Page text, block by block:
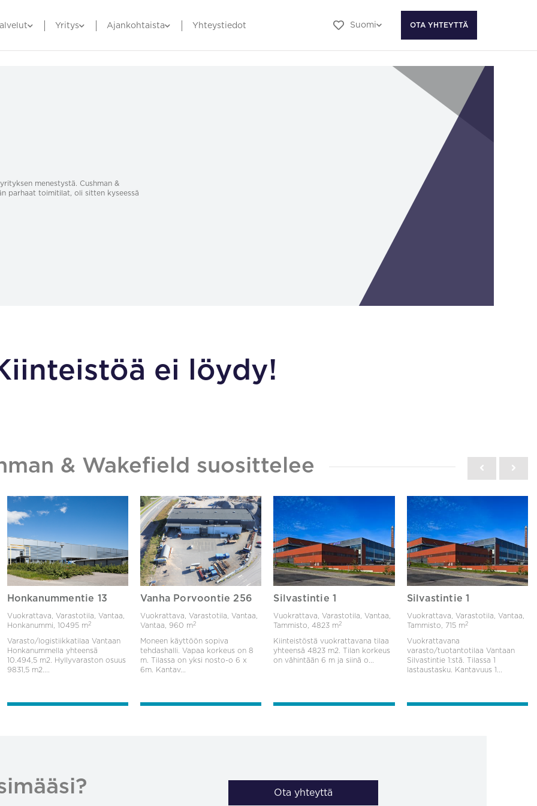
Yritys Ajankohtaista Yhteystiedot Suomi OTA YHTEYTTÄ
menestystä. Cushman &
parhaat toimitilat, oli sitten kyseessä
ei löydy!
& Wakefield suosittelee
Honkanummentie 13
Vuokrattava, Varastotila, Vantaa,
Honkanummi, 10495 m2
Varasto/logistiikkatilaa Vantaan
Honkanummella yhteensä
10.494,5 m2. Hyllyvaraston osuus
9831,5 m2....
Vanha Porvoontie 256
Vuokrattava, Varastotila, Vantaa,
Vantaa, 960 m2
Moneen käyttöön sopiva
tehdashalli. Vapaa korkeus on 8
m. Tilassa on yksi nosto-o 6 x
6m. Kantav...
Silvastintie 1
Vuokrattava, Varastotila, Vantaa,
Tammisto,4823 m2
Kiinteistöstä vuokrattavana tilaa
yhteensä 4823 m2. Tilan korkeus
on vähintään 6 m ja siinä o...
Silvastintie 1
Vuokrattava, Varastotila, Vantaa,
Tammisto,
715 m2
Vuokrattavana
varasto/tuotantotilaa Vantaan
Silvastintie 1:stä. Tilassa 1
lastaustasku. Kantavuus 1...
Ota yhteyttä